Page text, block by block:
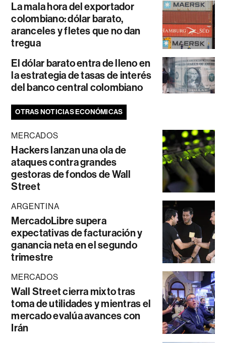
La mala hora del exportador
colombiano: dólar barato,
aranceles y fletes que no dan
tregua
El dólar barato entra de lleno en
la estrategia de tasas de interés
del banco central colombiano
OTRAS NOTICIAS ECONÓMICAS
MERCADOS
Hackers lanzan una ola de
ataques contra grandes
gestoras de fondos de Wall
Street
ARGENTINA
MercadoLibre supera
expectativas de facturación y
ganancia neta en el segundo
trimestre
MERCADOS
Wall Street cierra mixto tras
toma de utilidades y mientras el
mercado evalúa avances con
Irán